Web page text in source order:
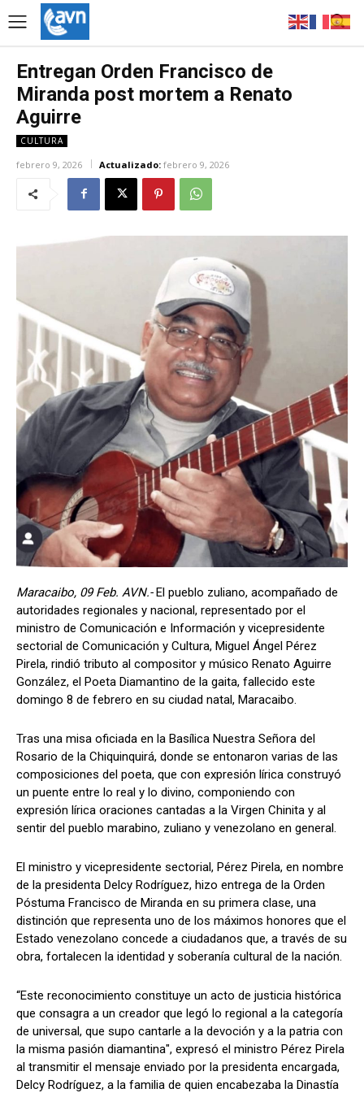
Entregan Orden Francisco de
Miranda post mortem a Renato
Aguirre
CULTURA
febrero 9, 2026 Actualizado: febrero 9, 2026
Maracaibo, 09 Feb. AVN.-El pueblo zuliano, acompañado de
autoridades regionales y nacional, representado por el
ministro de Comunicación e Información y vicepresidente
sectorial de Comunicación y Cultura, Miguel Ángel Pérez
Pirela, rindió tributo al compositor y músico Renato Aguirre
González, el Poeta Diamantino de la gaita, fallecido este
domingo 8 de febrero en su ciudad natal, Maracaibo.
Tras una misa oficiada en la Basílica Nuestra Señora del
Rosario de la Chiquinquirá, donde se entonaron varias de las
composiciones del poeta, que con expresión lírica construyó
un puente entre lo real y lo divino, componiendo con
expresión lírica oraciones cantadas a la Virgen Chinita y al
sentir del pueblo marabino, zuliano y venezolano en general.
El ministro y vicepresidente sectorial, Pérez Pirela, en nombre
de la presidenta Delcy Rodríguez, hizo entrega de la Orden
Póstuma Francisco de Miranda en su primera clase, una
distinción que representa uno de los máximos honores que el
Estado venezolano concede a ciudadanos que, a través de su
obra, fortalecen la identidad y soberanía cultural de la nación.
“Este reconocimiento constituye un acto de justicia histórica
que consagra a un creador que legó lo regional a la categoría
de universal, que supo cantarle a la devoción y a la patria con
la misma pasión diamantina", expresó el ministro Pérez Pirela
al transmitir el mensaje enviado por la presidenta encargada,
Delcy Rodríguez, a la familia de quien encabezaba la Dinastía